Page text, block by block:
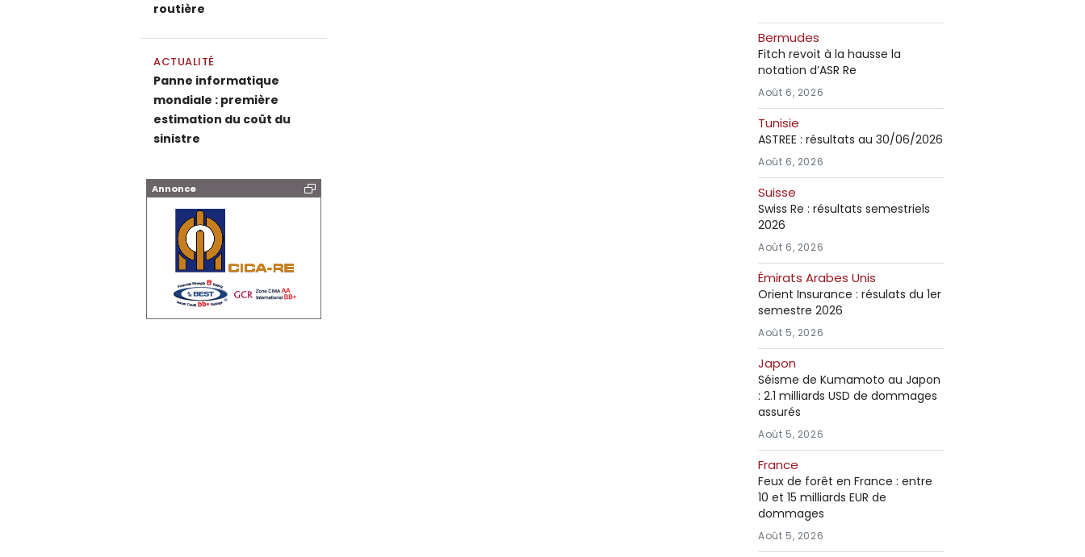
routière
ACTUALITÉ
Panne informatique
mondiale : première
estimation du coût du
sinistre
Annonce
Bermudes
Fitch revoit à la hausse la
notation d’ASR Re
Août 6, 2026
Tunisie
ASTREE : résultats au 30/06/2026
Août 6, 2026
Suisse
Swiss Re : résultats semestriels
2026
Août 6, 2026
Émirats Arabes Unis
Orient Insurance : résulats du 1er
semestre 2026
Août 5, 2026
Japon
Séisme de Kumamoto au Japon
: 2.1 milliards USD de dommages
assurés
Août 5, 2026
France
Feux de forêt en France : entre
10 et 15 milliards EUR de
dommages
Août 5, 2026